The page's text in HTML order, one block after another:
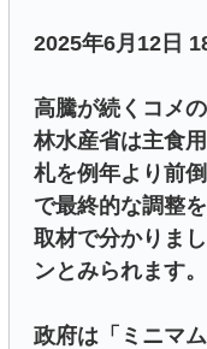
2025年6月12日
高騰が続くコメ
林水産省は主食
札を例年より前
で最終的な調整
取材で分かりま
ンとみられます。
政府は「ミニマ